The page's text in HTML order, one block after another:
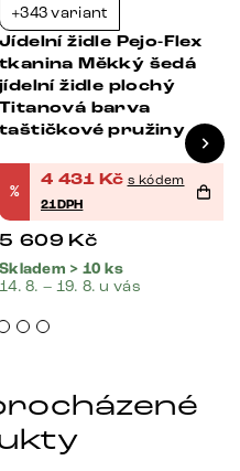
+343 variant
Jídelní židle Pejo-Flex
tkanina Měkký šedá
jídelní židle plochý
Titanová barva
taštičkové pružiny
%
4 431 Kč s kódem
21DPH
5 609 Kč
Skladem > 10 ks
14. 8. – 19. 8. u vás